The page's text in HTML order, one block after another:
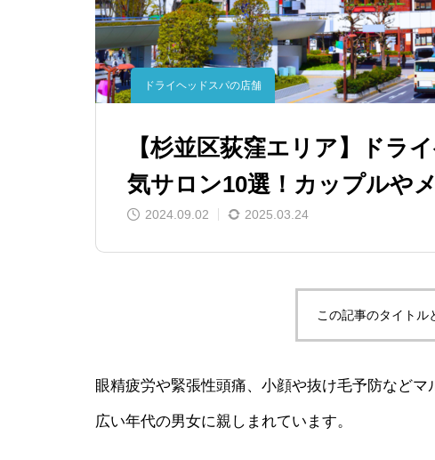
ドライヘッドスパの店舗
【杉並区荻窪エリア】ドラ
気サロン10選！カップルや
2024.09.02 2025.03.24
この記事のタイトル
眼精疲労や緊張性頭痛、小顔や抜け毛予防など
広い年代の男女に親しまれています。